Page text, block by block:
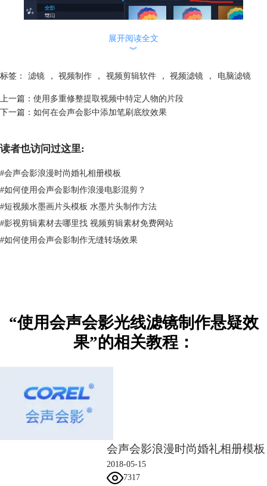
通过鼠标将光线滤镜拖动到视频轨道的视频素材上，得到的效果如图3。
可看到除光线照射部分较之原视频更暗，光线照射外的其它部分已不可
见，这就是光线滤镜的效果。
三、设置光线滤镜
接下来我们需要对光线滤镜进行设置，使之凸显悬疑氛围。
右键视频素材，在展开的选项中选择最上方的打开选项面板，在选项面板
中的效果面板下点击自定义滤镜，调出光线滤镜的设置窗口。
展开阅读全文
︾
标签： 滤镜 ， 视频制作 ， 视频剪辑软件 ， 视频滤镜 ， 电脑滤镜
上一篇： 使用多重修整提取视频中特定人物的片段
下一篇： 如何在会声会影中添加笔刷底纹效果
读者也访问过这里:
#会声会影浪漫时尚婚礼相册模板
#如何使用会声会影制作浪漫电影混剪？
#短视频水墨画片头模板 水墨片头制作方法
#影视剪辑素材去哪里找 视频剪辑素材免费网站
#如何使用会声会影制作无缝转场效果
“使用会声会影光线滤镜制作悬疑效
果”的相关教程：
会声会影浪漫时尚婚礼相册模板
2018-05-15
7317